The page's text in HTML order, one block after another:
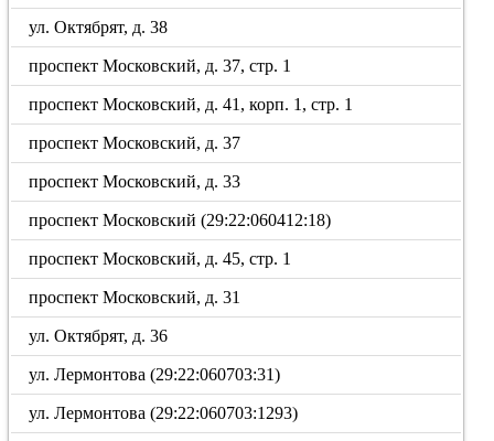
ул. Октябрят, д. 38
проспект Московский, д. 37, стр. 1
проспект Московский, д. 41, корп. 1, стр. 1
проспект Московский, д. 37
проспект Московский, д. 33
проспект Московский (29:22:060412:18)
проспект Московский, д. 45, стр. 1
проспект Московский, д. 31
ул. Октябрят, д. 36
ул. Лермонтова (29:22:060703:31)
ул. Лермонтова (29:22:060703:1293)